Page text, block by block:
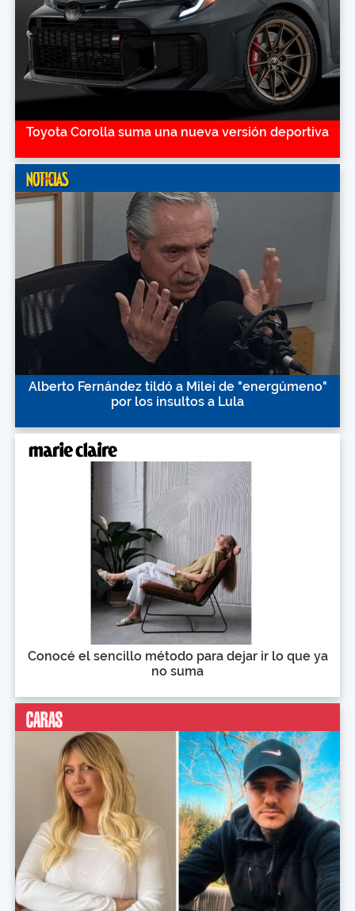
Toyota Corolla suma una nueva versión deportiva
Alberto Fernández tildó a Milei de "energúmeno"
por los insultos a Lula
Conocé el sencillo método para dejar ir lo que ya
no suma